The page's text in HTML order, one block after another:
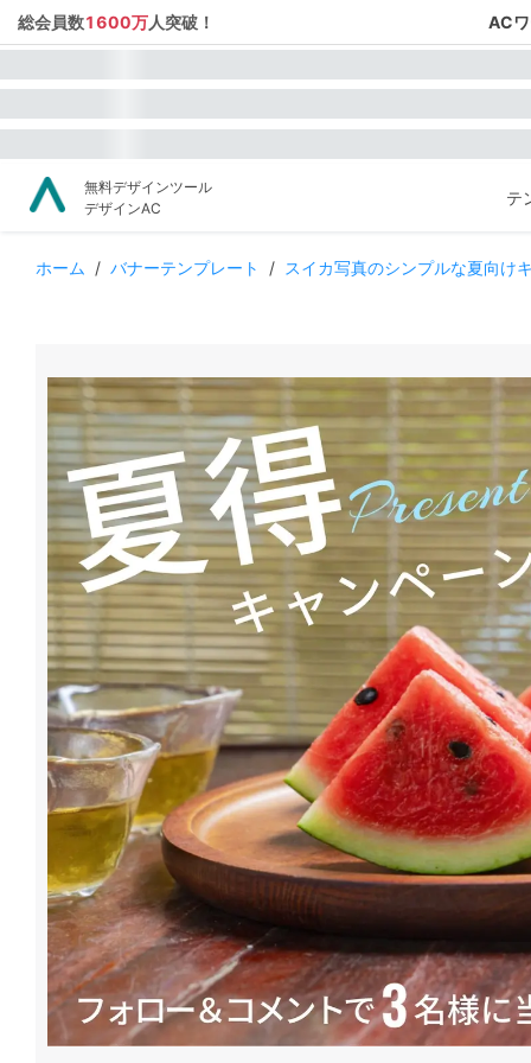
総会員数1600万人突破！ AC
無料デザインツール
デザインAC
テ
ホーム / バナーテンプレート / スイカ写真のシンプルな夏向け